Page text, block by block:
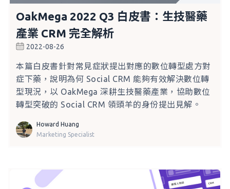
OakMega 2022 Q3 白皮書：生技醫藥
產業 CRM 完全解析
2022-08-26
本篇白皮書針對常見症狀提出對應的數位轉型處方對
症下藥，說明為何 Social CRM 能夠有效解決數位轉
型現況，以 OakMega 深耕生技醫藥產業，協助數位
轉型突破的 Social CRM 領頭羊的身份提出見解。
Howard Huang
Marketing Specialist